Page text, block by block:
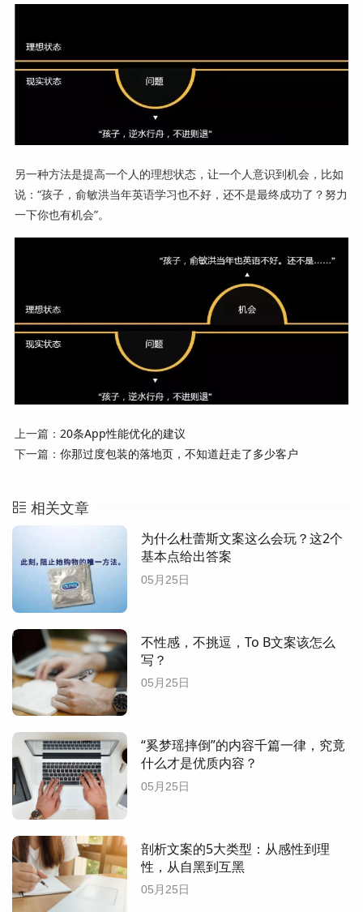
另一种方法是提高一个人的理想状态，让一个人意识到机会，比如
说：“孩子，俞敏洪当年英语学习也不好，还不是最终成功了？努力
一下你也有机会”。
上一篇： 20条App性能优化的建议
下一篇： 你那过度包装的落地页，不知道赶走了多少客户
相关文章
为什么杜蕾斯文案这么会玩？这2个
基本点给出答案
05月25日
不性感，不挑逗，To B文案该怎么
写？
05月25日
“奚梦瑶摔倒”的内容千篇一律，究竟
什么才是优质内容？
05月25日
剖析文案的5大类型：从感性到理
性，从自黑到互黑
05月25日